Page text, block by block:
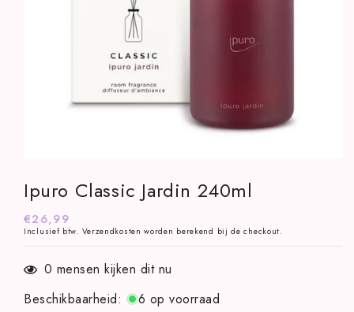
openen
inIpuro Classic Jardin 240ml
Normale
prijs
€26,99
Inclusief btw. Verzendkosten worden berekend bij de checkout.
0 mensen kijken dit nu
Beschikbaarheid:
6 op voorraad